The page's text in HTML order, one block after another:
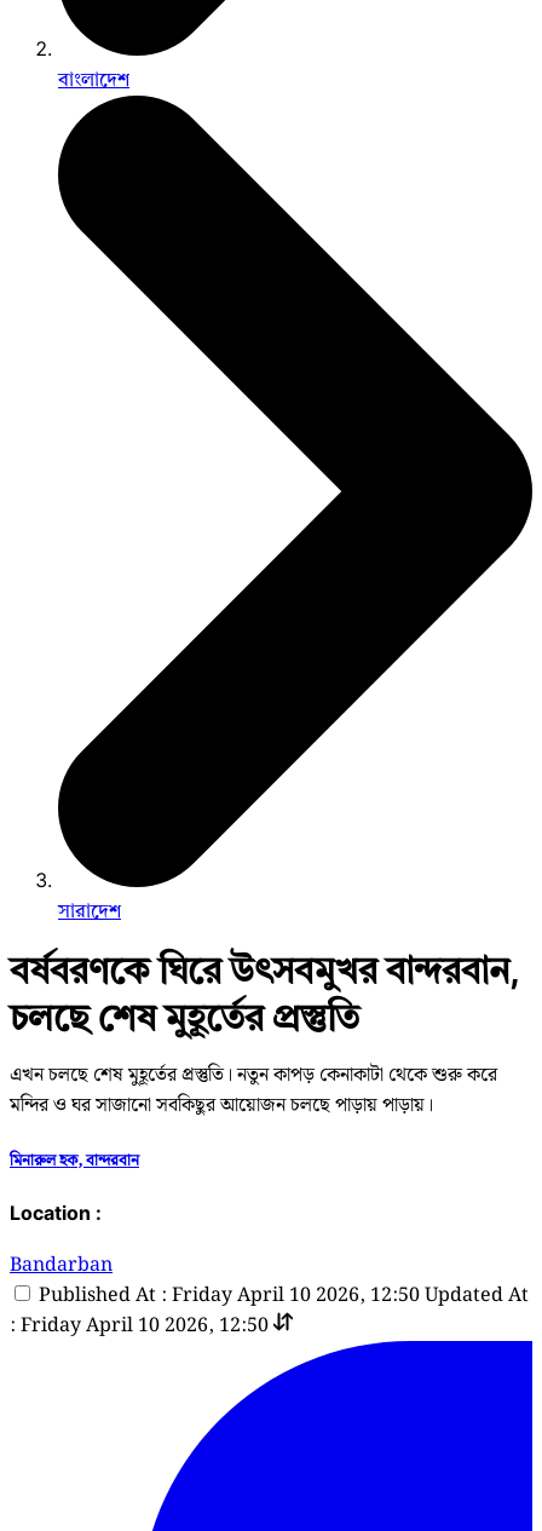
বাংলাদেশ
সারাদেশ
বর্ষবরণকে ঘিরে উৎসবমুখর বান্দরবান,
চলছে শেষ মুহূর্তের প্রস্তুতি
এখন চলছে শেষ মুহূর্তের প্রস্তুতি। নতুন কাপড় কেনাকাটা থেকে শুরু করে
মন্দির ও ঘর সাজানো সবকিছুর আয়োজন চলছে পাড়ায় পাড়ায়।
মিনারুল হক, বান্দরবান
Location :
Bandarban
Published At : Friday April 10 2026, 12:50Updated At
: Friday April 10 2026, 12:50